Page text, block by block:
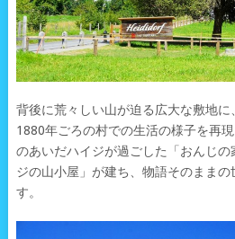
背後に荒々しい山が迫る広大な敷地
1880年ごろの村での生活の様子を再
のあいだハイジが過ごした「おんじ
ジの山小屋」が建ち、物語そのまま
す。